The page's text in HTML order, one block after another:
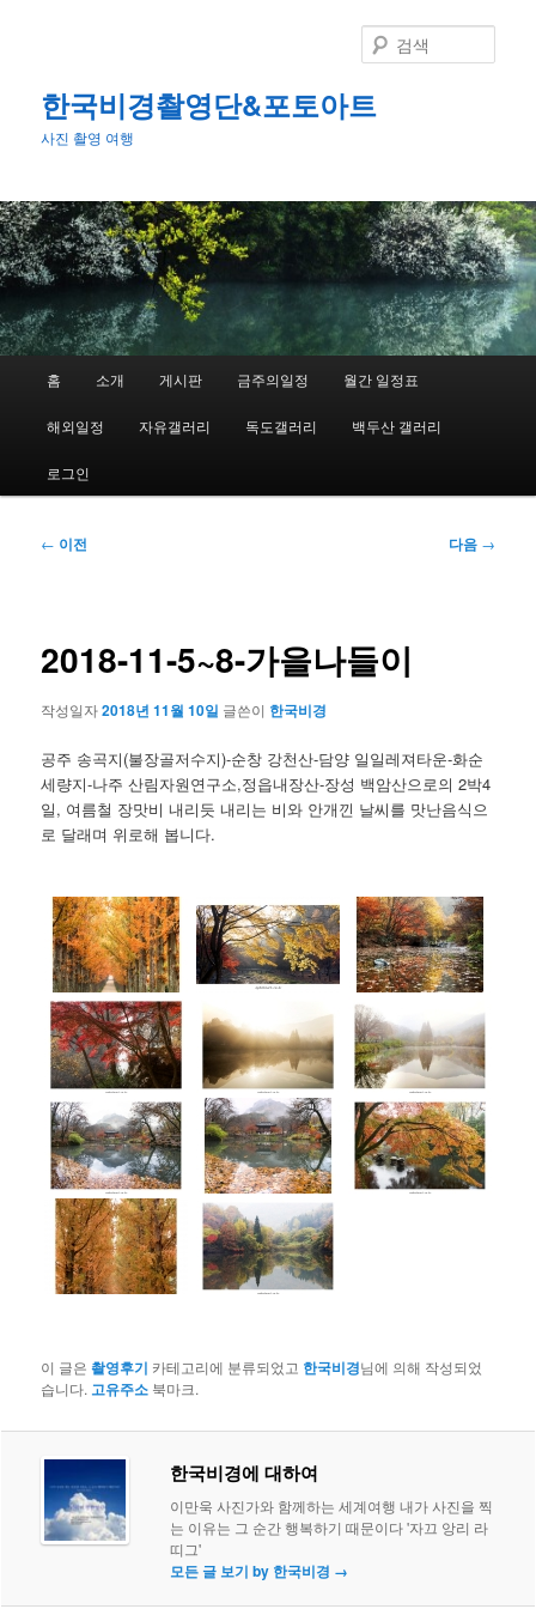
어
넘
기
한국비경촬영단&포토아트
사진 촬영 여행
색
홈 소개 게시판 금주의일정 월간 일정표
해외일정 자유갤러리 독도갤러리 백두산 갤러리
로그인
글
션
← 이전 다음 →
2018-11-5~8-가을나들이
작성일자2018년 11월 10일 글쓴이 한국비경
공주 송곡지(불장골저수지)-순창 강천산-담양 일일레져타운-화순
세량지-나주 산림자원연구소,정읍내장산-장성 백암산으로의 2박4
일, 여름철 장맛비 내리듯 내리는 비와 안개낀 날씨를 맛난음식으
로 달래며 위로해 봅니다.
이 글은촬영후기 카테고리에 분류되었고 한국비경님에 의해 작성되었
습니다. 고유주소 북마크.
한국비경에 대하여
이만욱 사진가와 함께하는 세계여행 내가 사진을 찍
는 이유는 그 순간 행복하기 때문이다 '자끄 앙리 라
띠그'
모든 글 보기 by 한국비경 →